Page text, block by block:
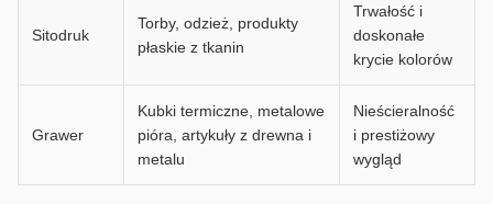
Sitodruk
Torby, odzież, produkty
płaskie z tkanin
Trwałość i
doskonałe
krycie kolorów
Grawer
Kubki termiczne, metalowe
pióra, artykuły z drewna i
metalu
Nieścieralność
i prestiżowy
wygląd